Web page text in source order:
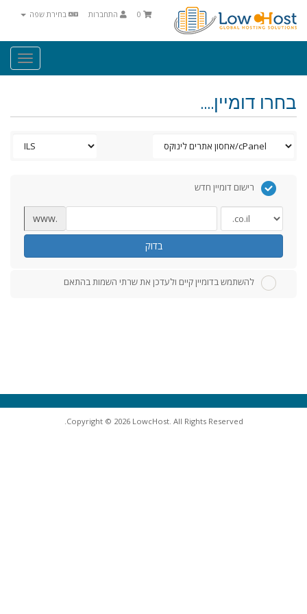
בחירת שפה התחברות 0
בחרו דומיין....
רישום דומיין חדש
www.
בדוק
להשתמש בדומיין קיים ולעדכן את שרתי השמות בהתאם
Copyright © 2026 LowcHost. All Rights Reserved.